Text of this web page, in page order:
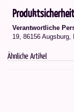
Produktsicherheit
Verantwortliche
19, 86156
Ähnliche Artikel